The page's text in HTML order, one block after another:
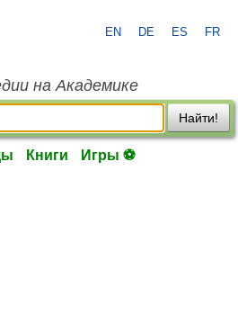
EN DE ES FR
на Академике
Найти!
Книги Игры ⚽